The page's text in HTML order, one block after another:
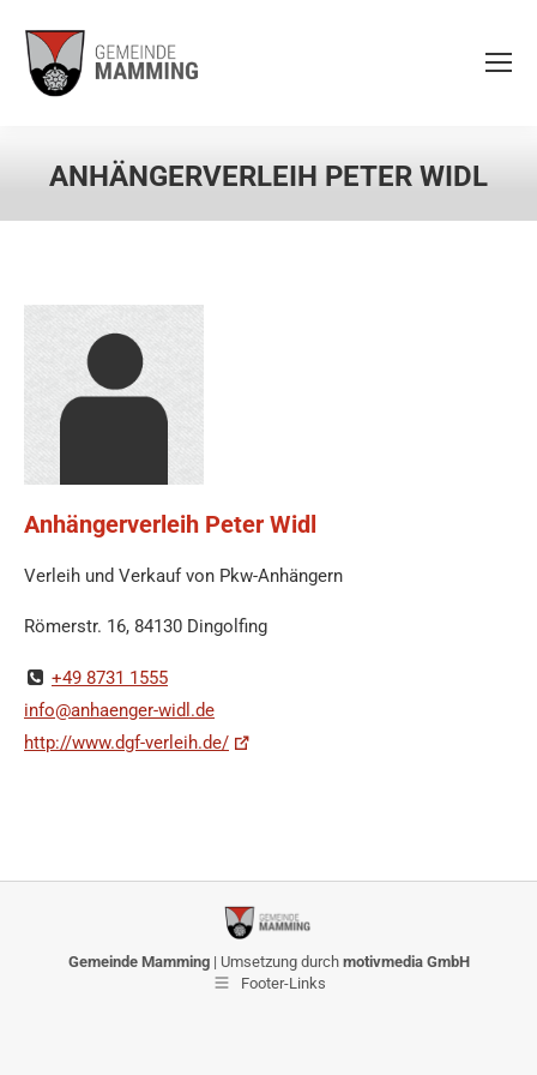
ANHÄNGERVERLEIH PETER WIDL
Anhängerverleih Peter Widl
Verleih und Verkauf von Pkw-Anhängern
Römerstr. 16, 84130 Dingolfing
+49 8731 1555
info@anhaenger-widl.de
http://www.dgf-verleih.de/
Gemeinde Mamming| Umsetzung durch motivmedia GmbH
Footer-Links